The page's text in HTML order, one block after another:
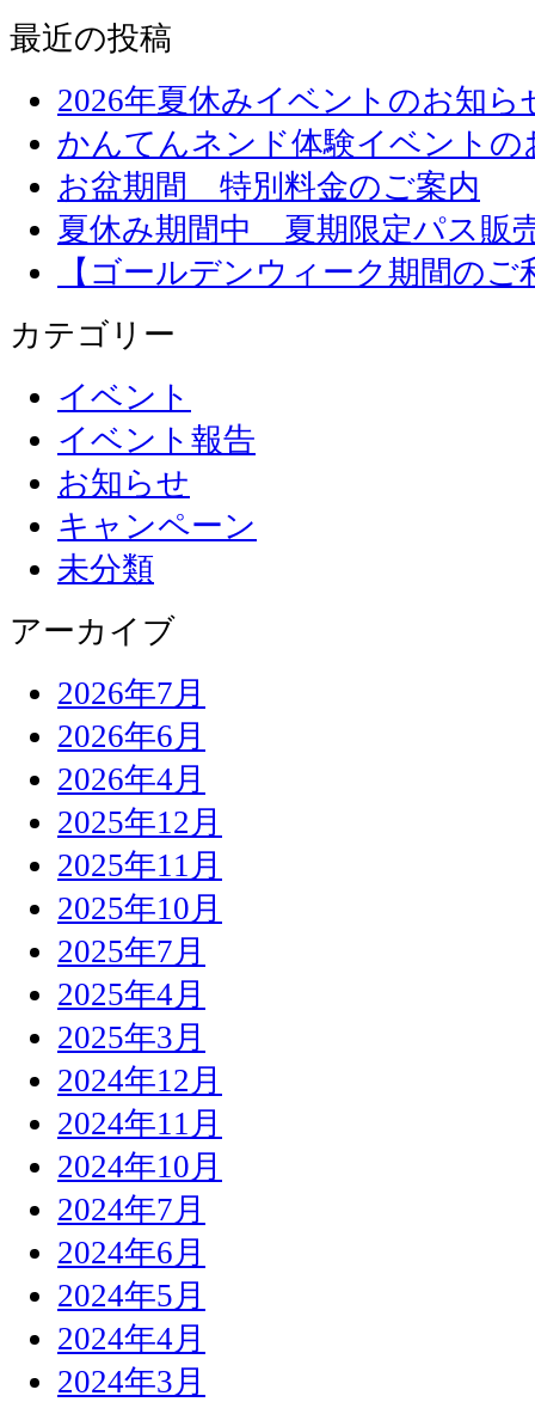
最近の投稿
2026年夏休みイベントのお知
かんてんネンド体験イベント
お盆期間 特別料金のご案内
夏休み期間中 夏期限定パス販
【ゴールデンウィーク期間の
カテゴリー
イベント
イベント報告
お知らせ
キャンペーン
未分類
アーカイブ
2026年7月
2026年6月
2026年4月
2025年12月
2025年11月
2025年10月
2025年7月
2025年4月
2025年3月
2024年12月
2024年11月
2024年10月
2024年7月
2024年6月
2024年5月
2024年4月
2024年3月